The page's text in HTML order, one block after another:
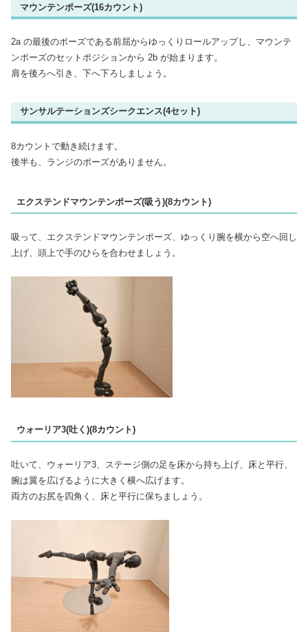
マウンテンポーズ(16カウント)
2a の最後のポーズである前屈からゆっくりロールアップし、マウンテ
ンポーズのセットポジションから 2b が始まります。
肩を後ろへ引き、下へ下ろしましょう。
サンサルテーションズシークエンス(4セット)
8カウントで動き続けます。
後半も、ランジのポーズがありません。
エクステンドマウンテンポーズ(吸う)(8カウント)
吸って、エクステンドマウンテンポーズ、ゆっくり腕を横から空へ回し
上げ、頭上で手のひらを合わせましょう。
ウォーリア3(吐く)(8カウント)
吐いて、ウォーリア3、ステージ側の足を床から持ち上げ、床と平行、
腕は翼を広げるように大きく横へ広げます。
両方のお尻を四角く、床と平行に保ちましょう。